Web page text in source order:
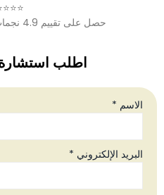
حصل على تقييم 4.9 نجمات من قبل آلاف العملاء
اطلب استشارة
الاسم *
البريد الإلكتروني *